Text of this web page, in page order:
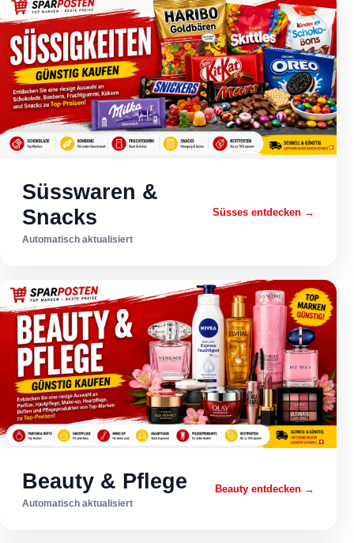
Süsswaren &
Snacks
Automatisch aktualisiert
Süsses entdecken →
Beauty & Pflege
Automatisch aktualisiert
Beauty entdecken →